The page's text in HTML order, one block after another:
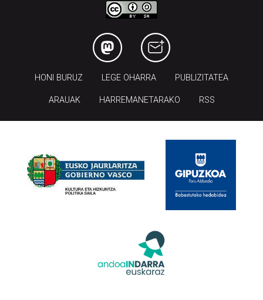
HONI BURUZ LEGE OHARRA PUBLIZITATEA
ARAUAK HARREMANETARAKO RSS